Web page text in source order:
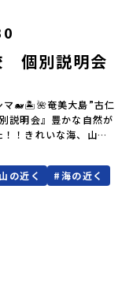
す。当選取り消しが
いただきます。登録
地域みらい留学公式
定をしていると、通
場合は、
よう設定をお願いいた
答えしておりません
お申込はお一人様1回
さい。申込後の内容
スの入力間違いにご
性2～4名程度)で宿泊
いて個別の詳細なア
ざいます。対応が必
取消や急遽参加でき
ご自宅からお気軽に
る]YouTube：
内容をもっと知りした
ムで何をするの？」
詳細配信です。2泊3
：6月10日(水) 19：
詳細解説、質疑応答紹
道標津町/岩手県八幡
1時間でぎゅっとお届
events/064069お気
？」「どんな体験が
のみなさんの素朴な
個別説明会
マ🐋🏝🌺奄美大島”古仁
説明会』豊かな自然が
！きれいな海、山に
たたかさに触れ、自
気持ちを持った仲間
個別説明会でゆっく
ます ♪
山の近く #海の近く